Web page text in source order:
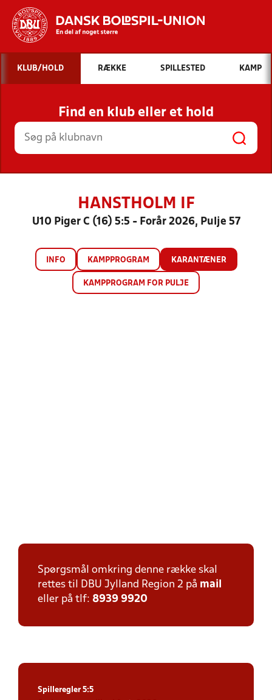
Hvad vil du søge efter?
INDHOLD OG NYHEDER
STILLINGER, RESULTATER, KLUBBER OG
HOLD
KLUB/HOLD RÆKKE SPILLESTED KAMP
Find en klub eller et hold
HANSTHOLM IF
U10 Piger C (16) 5:5 - Forår 2026, Pulje 57
INFO KAMPPROGRAM KARANTÆNER
KAMPPROGRAM FOR PULJE
Spørgsmål omkring denne række skal
rettes til DBU Jylland Region 2 på mail
eller på tlf: 8939 9920
Spilleregler 5:5